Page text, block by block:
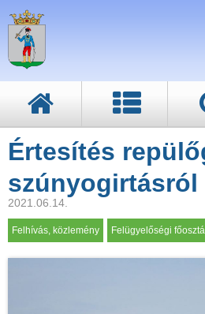
Értesítés
szúnyogirtásról
2021.06.14.
Felhívás, közlemény Felügyelőségi